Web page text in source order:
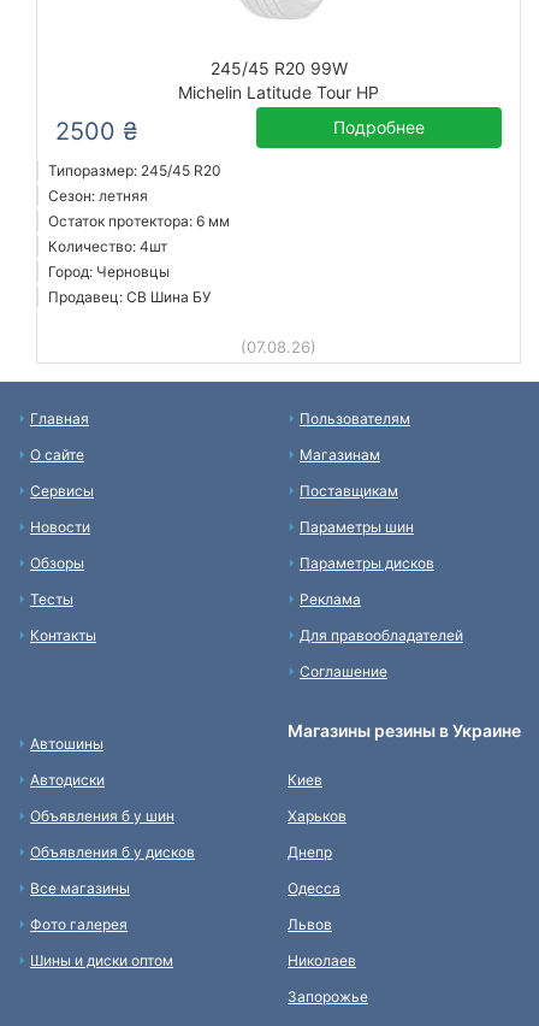
245/45 R20 99W
Michelin Latitude Tour HP
2500 ₴ Подробнее
Типоразмер: 245/45 R20
Сезон: летняя
Остаток протектора: 6 мм
Количество: 4шт
Город: Черновцы
Продавец: СВ Шина БУ
(07.08.26)
Главная
О сайте
Сервисы
Новости
Обзоры
Тесты
Контакты
Пользователям
Магазинам
Поставщикам
Параметры шин
Параметры дисков
Реклама
Для правообладателей
Соглашение
Автошины
Автодиски
Объявления б у шин
Объявления б у дисков
Все магазины
Фото галерея
Шины и диски оптом
Магазины резины в Украине
Киев
Харьков
Днепр
Одесса
Львов
Николаев
Запорожье